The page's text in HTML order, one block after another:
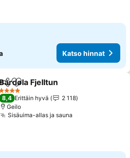
Katso hinnat
Jaa Lisää suosikkeihin
Bardøla Fjelltun
4 Tähtiluokitus
8,4 Erittäin hyvä
2 118
Geilo
Sisäuima-allas ja sauna